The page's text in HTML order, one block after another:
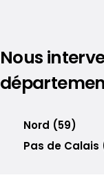
Nous
Nord (59)
Pas de Calais